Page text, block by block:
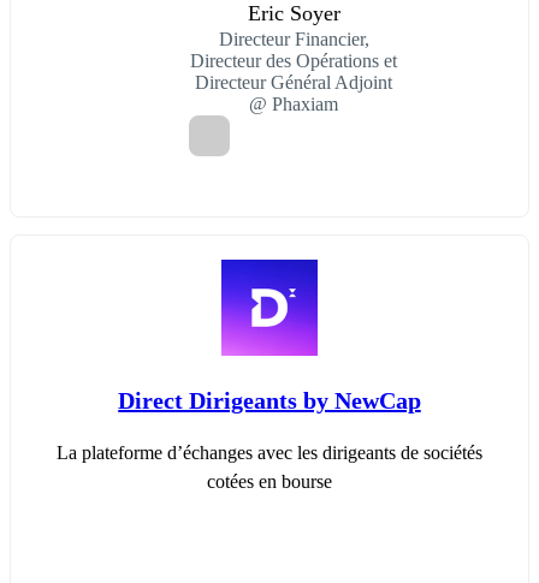
Eric Soyer
Directeur Financier,
Directeur des Opérations et
Directeur Général Adjoint
@ Phaxiam
Direct Dirigeants by NewCap
La plateforme d’échanges avec les dirigeants de sociétés
cotées en bourse